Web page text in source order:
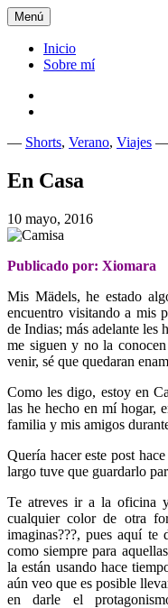
Saltar
al
contenido
Menú
Inicio
Sobre mí
Xiomy
— Shorts, Verano, Viajes
En Casa
10 mayo, 2016
Publicado por: Xiomara
Mis Mädels, he estado
encuentro visitando a mis
de Indias; más adelante les
me siguen y no la
venir, sé que quedaran
Como les digo, estoy en
las he hecho en mí hogar,
familia y mis amigos
Quería hacer este post
largo tuve que guardarlo
Te atreves ir a la oficina
cualquier color de otra
imaginas???, pues aquí
como siempre para
la están usando hace
aún veo que es posible
en darle el